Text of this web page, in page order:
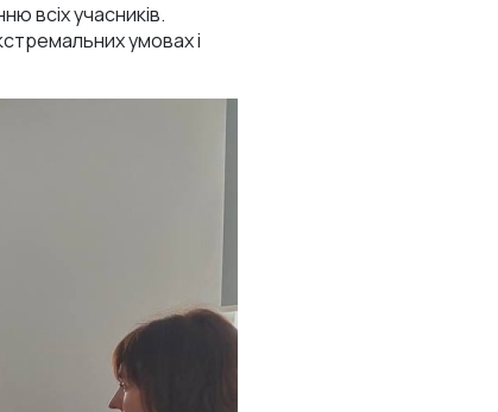
всіх учасників.
умовах і